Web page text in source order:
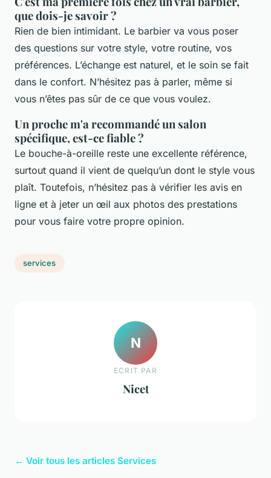
que dois-je savoir ?
Rien de bien intimidant. Le barbier va vous poser
des questions sur votre style, votre routine, vos
préférences. L’échange est naturel, et le soin se fait
dans le confort. N’hésitez pas à parler, même si
vous n’êtes pas sûr de ce que vous voulez.
Un proche m'a recommandé un salon
spécifique, est-ce fiable ?
Le bouche-à-oreille reste une excellente référence,
surtout quand il vient de quelqu’un dont le style vous
plaît. Toutefois, n’hésitez pas à vérifier les avis en
ligne et à jeter un œil aux photos des prestations
pour vous faire votre propre opinion.
services
N
ECRIT PAR
Nicet
← Voir tous les articles Services